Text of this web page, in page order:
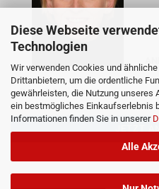
Diese Webseite
Technologien
Wir verwenden Cookies und
Drittanbietern, um die ordentliche
gewährleisten, die Nutzung unseres
ein bestmögliches Einkaufserlebnis
Informationen finden Sie in unserer
Alle